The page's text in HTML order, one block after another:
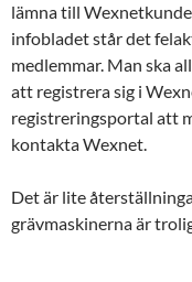
lämna till
infobladet står det
medlemmar. Man ska
att registrera sig i
registreringsportal att
kontakta Wexnet.
Det är lite
grävmaskinerna är